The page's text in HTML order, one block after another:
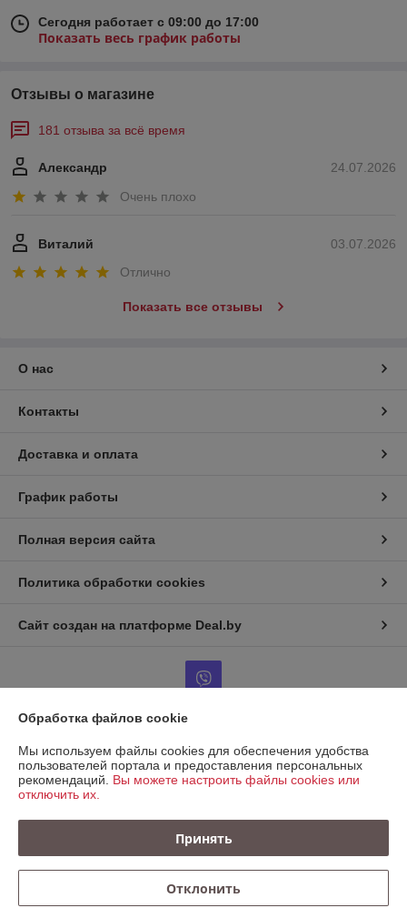
Сегодня работает с 09:00 до 17:00
Показать весь график работы
Отзывы о магазине
181 отзыва за всё время
24.07.2026
Александр
Очень плохо
03.07.2026
Виталий
Отлично
Показать все отзывы
О нас
Контакты
Доставка и оплата
График работы
Полная версия сайта
Политика обработки cookies
Сайт создан на платформе Deal.by
Информация для покупателя
Юридическое лицо:ООО "КРЕПАВТОТРЕЙД"
220067, Беларусь, г. Минск, ул. Сырокомли, д. 7, пом. 104 (236)
Регистрационный номер ЕГР: 193721138
Регистрационный орган: Минский горисполком
Дата регистрации компании: 09.11.2023
Обработка файлов cookie
Мы используем файлы cookies для обеспечения удобства
пользователей портала и предоставления персональных
рекомендаций. Вы можете настроить файлы cookies или
отключить их.
Принять
Отклонить